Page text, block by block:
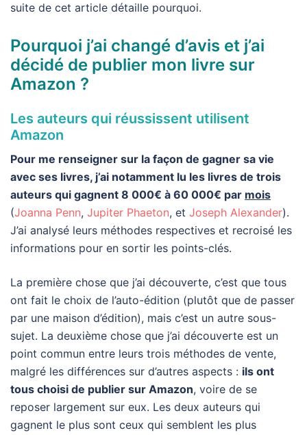
suite de cet article détaille pourquoi.
Pourquoi j’ai changé d’avis et j’ai
décidé de publier mon livre sur
Amazon ?
Les auteurs qui réussissent utilisent
Amazon
Pour me renseigner sur la façon de gagner sa vie
avec ses livres, j’ai notamment lu les livres de trois
auteurs qui gagnent 8 000€ à 60 000€ par mois
(Joanna Penn, Jupiter Phaeton, et Joseph Alexander).
J’ai analysé leurs méthodes respectives et recroisé les
informations pour en sortir les points-clés.
La première chose que j’ai découverte, c’est que tous
ont fait le choix de l’auto-édition (plutôt que de passer
par une maison d’édition), mais c’est un autre sous-
sujet. La deuxième chose que j’ai découverte est un
point commun entre leurs trois méthodes de vente,
malgré les différences sur d’autres aspects : ils ont
tous choisi de publier sur Amazon, voire de se
reposer largement sur eux. Les deux auteurs qui
gagnent le plus sont ceux qui semblent les plus